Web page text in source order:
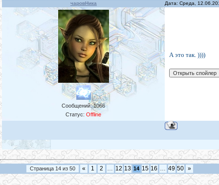
чаровНика Дата: Среда,
Сообщений:1066
Статус:Offline
А это так. ))))
Страница 14из 50 « 1 2 12 13 14 15 16 49 50 »